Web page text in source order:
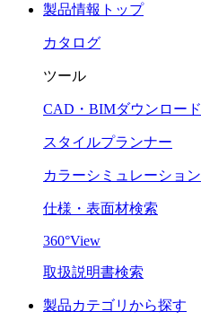
製品情報トップ
カタログ
ツール
CAD・BIMダウンロード
スタイルプランナー
カラーシミュレーション
仕様・表面材検索
360°View
取扱説明書検索
製品カテゴリから探す